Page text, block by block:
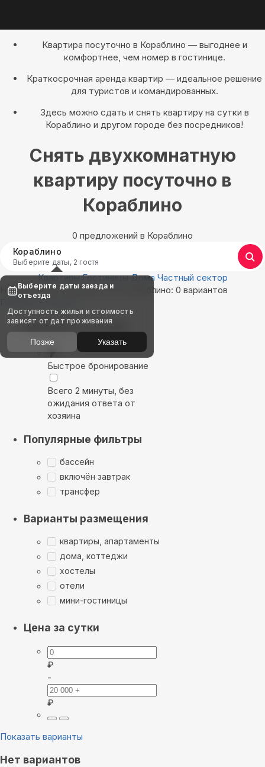
Квартира посуточно в Кораблино — выгоднее и
комфортнее, чем номер в гостинице.
Краткосрочная аренда квартир — идеальное решение
для туристов и командированных.
Здесь можно сдать и снять квартиру на сутки в
Кораблино и другом городе без посредников!
Снять двухкомнатную
квартиру посуточно в
Кораблино
0 предложений в Кораблино
Кораблино
Выберите даты, 2 гостя
Квартиры Гостиницы Дома Частный сектор
Найдём, где остановиться в Кораблино: 0 вариантов
Показать на карте
Выбирайте лучшее
Быстрое бронирование
Всего 2 минуты, без
ожидания ответа от
хозяина
Популярные фильтры
бассейн
включён завтрак
трансфер
Варианты размещения
квартиры, апартаменты
дома, коттеджи
хостелы
отели
мини-гостиницы
Цена за сутки
₽
-
₽
Показать варианты
Нет вариантов
Выберите даты заезда и
отъезда
Доступность жилья и стоимость
зависят от дат проживания
Позже Указать